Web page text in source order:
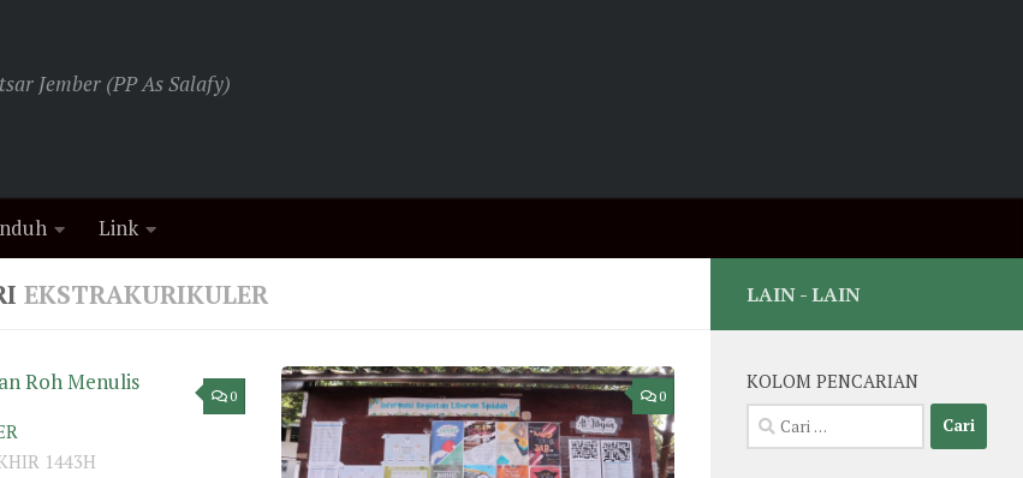
Jember (PP As Salafy)
Link
EKSTRAKURIKULER
0
1443H
0
LAIN - LAIN
KOLOM PENCARIAN
Cari
untuk: